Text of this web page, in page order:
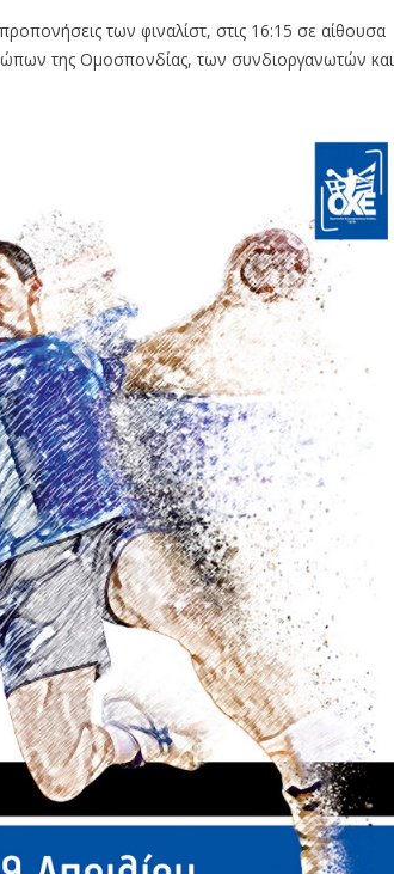
των φιναλίστ, στις 16:15 σε αίθουσα
της Ομοσπονδίας, των συνδιοργανωτών και